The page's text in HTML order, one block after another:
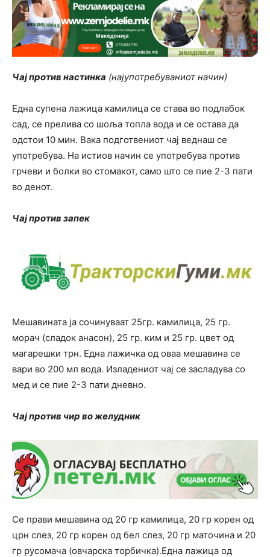
Чај против настинка (најупотребуваниот начин)
Една супена лажица камилица се става во подлабок
сад, се прелива со шоља топла вода и се остава да
одстои 10 мин. Вака подготвениот чај веднаш се
употребува. На истиов начин се употребува против
грчеви и болки во стомакот, само што се пие 2-3 пати
во денот.
Чај против запек
Мешавината ја сочинуваат 25гр. камилица, 25 гр.
морач (сладок анасон), 25 гр. ким и 25 гр. цвет од
магарешки трн. Една лажичка од оваа мешавина се
вари во 200 мл вода. Изладениот чај се засладува со
мед и се пие 2-3 пати дневно.
Чај против чир во желудник
Се прави мешавина од 20 гр камилица, 20 гр корен од
црн слез, 20 гр корен од бел слез, 20 гр маточина и 20
гр русомача (овчарска торбичка).Една лажица од